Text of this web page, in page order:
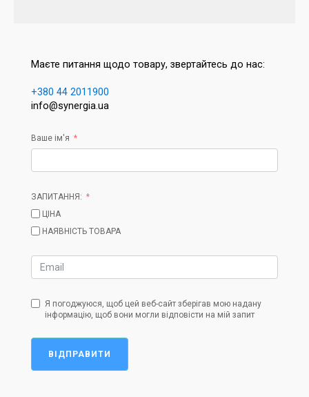
Маєте питання щодо товару, звертайтесь до нас:
+380 44 2011900
info@synergia.ua
Ваше ім'я
ЗАПИТАННЯ:
ЦІНА
НАЯВНІСТЬ ТОВАРА
Я погоджуюся, щоб цей веб-сайт зберігав мою надану
інформацію, щоб вони могли відповісти на мій запит
ВІДПРАВИТИ